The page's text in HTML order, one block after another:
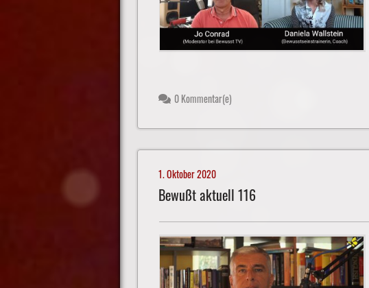
0 Kommentar(e)
1. Oktober 2020
Bewußt aktuell 116